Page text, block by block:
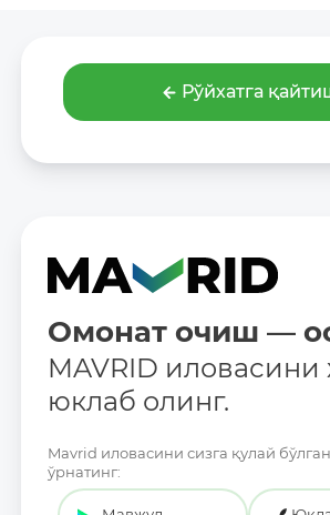
Рўйхатга
Омонат очиш —
MAVRID иловасини
юклаб олинг.
Mavrid иловасини сизга қулай
ўрнатинг: